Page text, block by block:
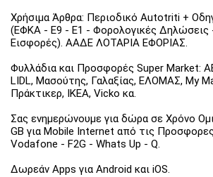
Χρήσιμα Άρθρα: Περιοδικό Autotriti +
(ΕΦΚΑ - Ε9 - Ε1 - Φορολογικές Δηλώσεις
Εισφορές). ΑΑΔΕ ΛΟΤΑΡΙΑ ΕΦΟΡΙΑΣ.
Φυλλάδια και Προσφορές Super Market:
LIDL, Μασούτης, Γαλαξίας, ΕΛΟΜΑΣ, My
Πράκτικερ, ΙΚΕΑ, Vicko κα.
Σας ενημερώνουμε για δώρα σε Χρόνο
GB για Mobile Internet από τις
Vodafone - F2G - Whats Up - Q.
Δωρεάν Apps για Android και iOS.